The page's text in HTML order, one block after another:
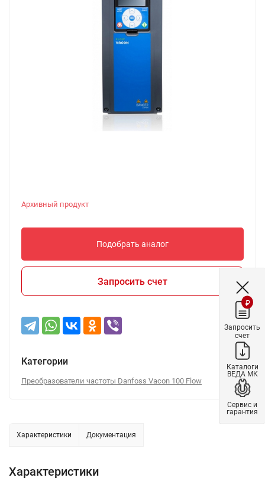
Архивный продукт
Подобрать аналог
Запросить счет
Категории
Преобразователи частоты Danfoss Vacon 100 Flow
Характеристики Документация
Характеристики
₽
Запросить
счет
Каталоги
ВЕДА МК
Сервис и
гарантия